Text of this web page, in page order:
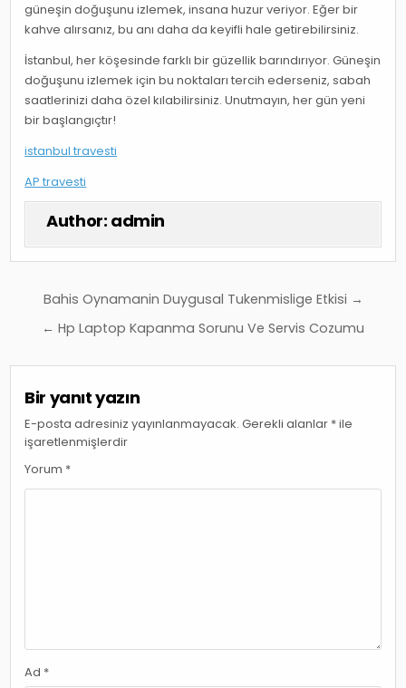
güneşin doğuşunu izlemek, insana huzur veriyor. Eğer bir
kahve alırsanız, bu anı daha da keyifli hale getirebilirsiniz.
İstanbul, her köşesinde farklı bir güzellik barındırıyor. Güneşin
doğuşunu izlemek için bu noktaları tercih ederseniz, sabah
saatlerinizi daha özel kılabilirsiniz. Unutmayın, her gün yeni
bir başlangıçtır!
istanbul travesti
AP travesti
Author: admin
Yazı
gezinmesi
Bahis Oynamanin Duygusal Tukenmislige Etkisi →
← Hp Laptop Kapanma Sorunu Ve Servis Cozumu
Bir yanıt yazın
E-posta adresiniz yayınlanmayacak. Gerekli alanlar *ile
işaretlenmişlerdir
Yorum *
Ad *